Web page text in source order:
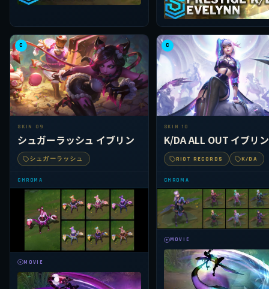
C
SKIN 09
シュガーラッシュ イブリン
シュガーラッシュ
CHROMA
MOVIE
C
SKIN 10
K/DA ALL OUT イブリン
RIOT RECORDS K/DA
CHROMA
MOVIE